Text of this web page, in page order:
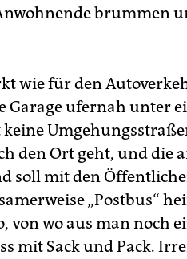
brummen
wie für den
Garage ufernah unter
keine
den Ort geht, und die
soll mit den
„Postbus“
von wo aus man noch
mit Sack und Pack.